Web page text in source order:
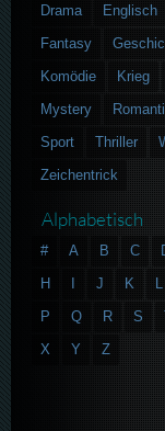
Drama
Englisch
Fantasy
Komödie
Krieg
Mystery
Sport
Thriller
Zeichentrick
Alphabetisch
# A B C
H
J K L
P
Q R S
X
Y Z